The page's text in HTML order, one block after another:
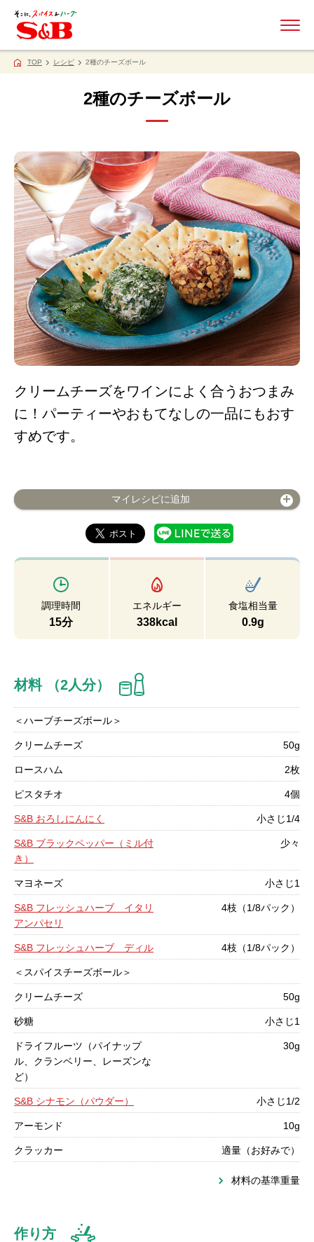
TOP レシピ 2種のチーズボール
2種のチーズボール
クリームチーズをワインによく合うおつまみ
に！パーティーやおもてなしの一品にもおす
すめです。
マイレシピに追加
調理時間
15分
エネルギー
338kcal
食塩相当量
0.9g
材料 （2人分）
＜ハーブチーズボール＞
クリームチーズ 50g
ロースハム 2枚
ピスタチオ 4個
S&B おろしにんにく 小さじ1/4
S&B ブラックペッパー（ミル付
き）
少々
マヨネーズ 小さじ1
S&B フレッシュハーブ イタリ
アンパセリ
4枝（1/8パック）
S&B フレッシュハーブ ディル 4枝（1/8パック）
＜スパイスチーズボール＞
クリームチーズ 50g
砂糖 小さじ1
ドライフルーツ（パイナップ
ル、クランベリー、レーズンな
ど）
30g
S&B シナモン（パウダー） 小さじ1/2
アーモンド 10g
クラッカー 適量（お好みで）
材料の基準重量
作り方